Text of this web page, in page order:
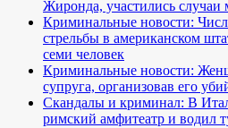
Жиронда, участились случаи
Криминальные новости:
стрельбы в американском
семи человек
Криминальные новости:
супруга, организовав его
Скандалы и криминал: В
римский амфитеатр и водил